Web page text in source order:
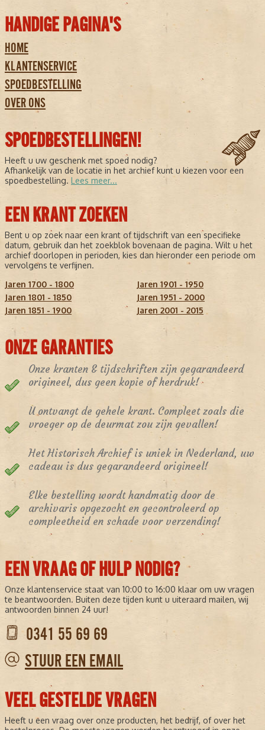
HANDIGE PAGINA'S
HOME
KLANTENSERVICE
SPOEDBESTELLING
OVER ONS
SPOEDBESTELLINGEN!
Heeft u uw geschenk met spoed nodig?
Afhankelijk van de locatie in het archief kunt u kiezen voor een
spoedbestelling. Lees meer...
EEN KRANT ZOEKEN
Bent u op zoek naar een krant of tijdschrift van een specifieke
datum, gebruik dan het zoekblok bovenaan de pagina. Wilt u het
archief doorlopen in perioden, kies dan hieronder een periode om
vervolgens te verfijnen.
Jaren 1700 - 1800
Jaren 1801 - 1850
Jaren 1851 - 1900
Jaren 1901 - 1950
Jaren 1951 - 2000
Jaren 2001 - 2015
ONZE GARANTIES
Onze kranten & tijdschriften zijn gegarandeerd
origineel, dus geen kopie of herdruk!
U ontvangt de gehele krant. Compleet zoals die
vroeger op de deurmat zou zijn gevallen!
Het Historisch Archief is uniek in Nederland, uw
cadeau is dus gegarandeerd origineel!
Elke bestelling wordt handmatig door de
archivaris opgezocht en gecontroleerd op
compleetheid en schade voor verzending!
EEN VRAAG OF HULP NODIG?
Onze klantenservice staat van 10:00 to 16:00 klaar om uw vragen
te beantwoorden. Buiten deze tijden kunt u uiteraard mailen, wij
antwoorden binnen 24 uur!
0341 55 69 69
STUUR EEN EMAIL
VEEL GESTELDE VRAGEN
Heeft u een vraag over onze producten, het bedrijf, of over het